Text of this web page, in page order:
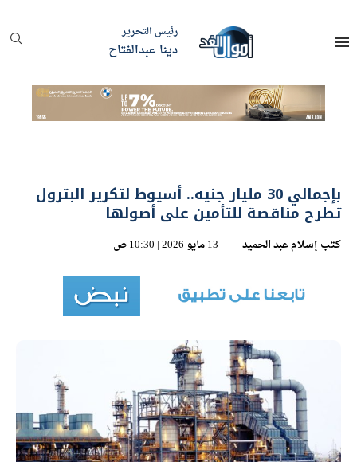
رئيس التحرير
دينا عبدالفتاح
بإجمالي 30 مليار جنيه.. أسيوط لتكرير البترول
تطرح مناقصة للتأمين على أصولها
كتب إسلام عبد الحميد 13 مايو 2026 | 10:30 ص